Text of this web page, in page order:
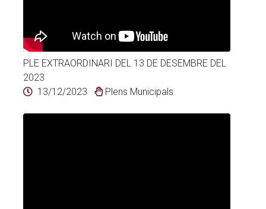
PLE EXTRAORDINARI DEL 13 DE DESEMBRE DEL
2023
13/12/2023
Plens Municipals